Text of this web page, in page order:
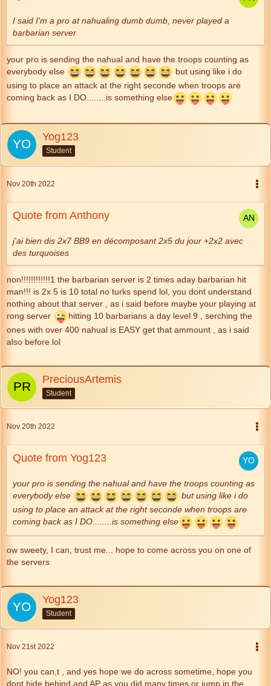
I said I'm a pro at nahualing dumb dumb, never played a
barbarian server
your pro is sending the nahual and have the troops counting as
everybody else
but using like i do
using to place an attack at the right seconde when troops are
coming back as I DO........is something else
Yog123
Student
Nov 20th 2022
Quote from Anthony
j'ai bien dis 2x7 BB9 en décomposant 2x5 du jour +2x2 avec
des turquoises
non!!!!!!!!!!!!1 the barbarian server is 2 times aday barbarian hit
man!!! is 2x 5 is 10 total no turks spend lol, you dont understand
nothing about that server , as i said before maybe your playing at
rong server
hitting 10 barbarians a day level 9 , serching the
ones with over 400 nahual is EASY get that ammount , as i said
also before.lol
PreciousArtemis
Student
Nov 20th 2022
Quote from Yog123
your pro is sending the nahual and have the troops counting as
everybody else
but using like i do
using to place an attack at the right seconde when troops are
coming back as I DO........is something else
ow sweety, I can, trust me... hope to come across you on one of
the servers
Yog123
Student
Nov 21st 2022
NO! you can,t , and yes hope we do across sometime, hope you
dont hide behind and AP as you did many times or jump in the